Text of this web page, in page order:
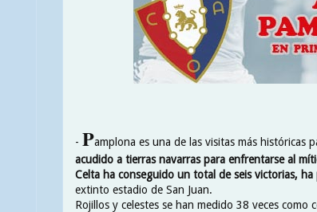
- Pamplona es una de las visitas más históricas
acudido a tierras navarras para enfrentarse al
Celta ha conseguido un total de seis victorias,
extinto estadio de San Juan.
Rojillos y celestes se han medido 38 veces